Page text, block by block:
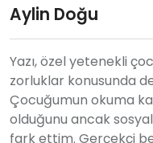
Aylin Doğu
Yazı, özel yetenekli
zorluklar konusunda
Çocuğumun okuma
olduğunu ancak
fark ettim. Gerçekçi